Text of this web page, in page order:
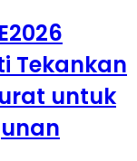
Tekankan
untuk